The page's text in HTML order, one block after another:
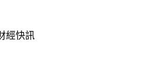
經快訊